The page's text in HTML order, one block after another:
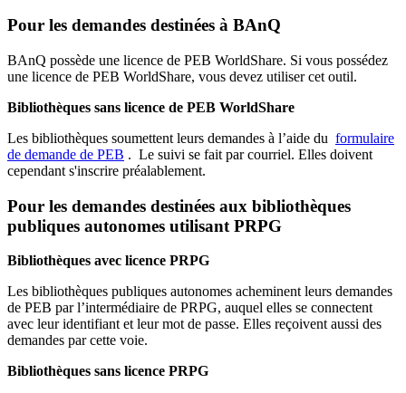
Pour les demandes destinées à BAnQ
BAnQ possède une licence de PEB WorldShare. Si vous possédez
une licence de PEB WorldShare, vous devez utiliser cet outil.
Bibliothèques sans licence de PEB WorldShare
Les bibliothèques soumettent leurs demandes à l’aide du formulaire
de demande de PEB . Le suivi se fait par courriel. Elles doivent
cependant s'inscrire préalablement.
Pour les demandes destinées aux bibliothèques
publiques autonomes utilisant PRPG
Bibliothèques avec licence PRPG
Les bibliothèques publiques autonomes acheminent leurs demandes
de PEB par l’intermédiaire de PRPG, auquel elles se connectent
avec leur identifiant et leur mot de passe. Elles reçoivent aussi des
demandes par cette voie.
Bibliothèques sans licence PRPG